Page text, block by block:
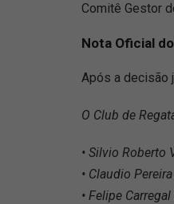
Comitê Gestor
Nota Oficial
Após a decisão
O Club de
• Silvio Roberto
• Claudio
• Felipe